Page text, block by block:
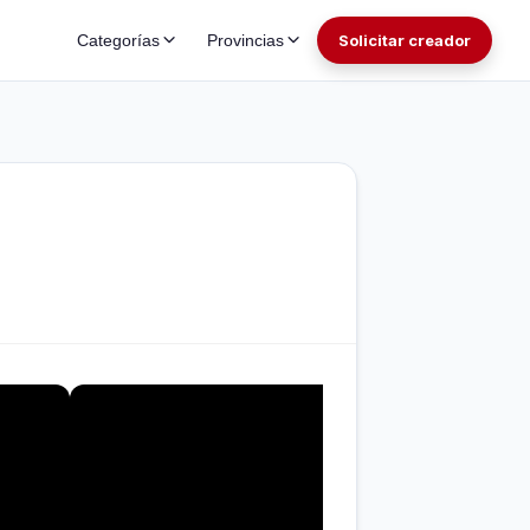
Categorías Provincias Solicitar creador